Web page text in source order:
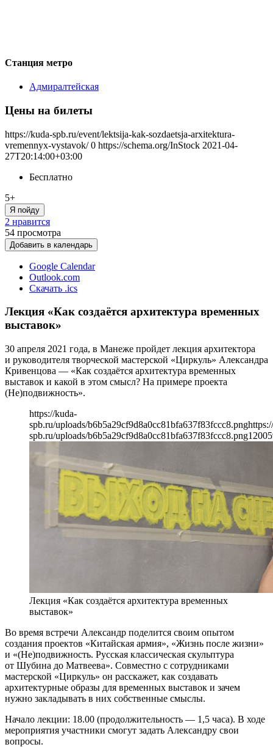
Станция метро
Адмиралтейская
Цены на билеты
https://kuda-spb.ru/event/lektsija-kak-sozdaetsja-arxitektura-
vremennyx-vystavok/ 0 https://schema.org/InStock 2021-04-
27T20:14:00+03:00
Бесплатно
5+
Я пойду
2 нравится
54 просмотра
Добавить в календарь
Google Calendar
Outlook.com
Скачать .ics
Лекция «Как создаётся архитектура временных
выставок»
30 апреля 2021 года, в Манеже пройдет лекция архитектора
и руководителя творческой мастерской «Циркуль» Александра
Кривенцова — «Как создаётся архитектура временных
выставок и какой в этом смысл? На примере проекта
(Не)подвижность».
https://kuda-
spb.ru/uploads/b6b5a29cf9d8a0cc81bfa637f83fccc8.png
spb.ru/uploads/b6b5a29cf9d8a0cc81bfa637f83fccc8.png1200
Лекция «Как создаётся архитектура временных
выставок»
Во время встречи Александр поделится своим опытом
создания проектов «Китайская армия», «Жизнь после жизни»
и «(Не)подвижность. Русская классическая скульптура
от Шубина до Матвеева». Совместно с сотрудниками
мастерской «Циркуль» он расскажет, как создавать
архитектурные образы для временных выставок и зачем
нужно закладывать в них собственные смыслы.
Начало лекции: 18.00 (продолжительность — 1,5 часа). В ходе
мероприятия участники смогут задать Александру свои
вопросы.